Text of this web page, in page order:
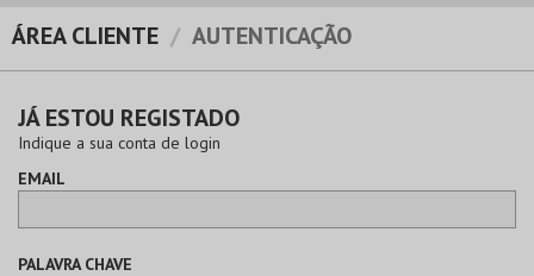
EVENTOS
CARTÕES
PRODUTOS
ÁREA CLIENTE AUTENTICAÇÃO
JÁ ESTOU REGISTADO
Indique a sua conta de login
EMAIL
PALAVRA CHAVE